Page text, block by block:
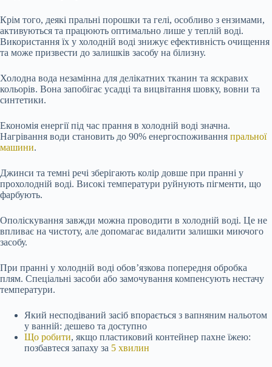
Крім того, деякі пральні порошки та гелі, особливо з ензимами,
активуються та працюють оптимально лише у теплій воді.
Використання їх у холодній воді знижує ефективність очищення
та може призвести до залишків засобу на білизну.
Холодна вода незамінна для делікатних тканин та яскравих
кольорів. Вона запобігає усадці та вицвітання шовку, вовни та
синтетики.
Економія енергії під час прання в холодній воді значна.
Нагрівання води становить до 90% енергоспоживання пральної
машини.
Джинси та темні речі зберігають колір довше при пранні у
прохолодній воді. Високі температури руйнують пігменти, що
фарбують.
Ополіскування завжди можна проводити в холодній воді. Це не
впливає на чистоту, але допомагає видалити залишки миючого
засобу.
При пранні у холодній воді обов’язкова попередня обробка
плям. Спеціальні засоби або замочування компенсують нестачу
температури.
Який несподіваний засіб впорається з вапняним нальотом
у ванній: дешево та доступно
Що робити, якщо пластиковий контейнер пахне їжею:
позбавтеся запаху за 5 хвилин